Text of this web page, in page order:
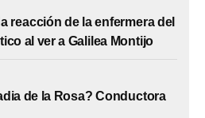
reacción de la enfermera del
al ver a Galilea Montijo
de la Rosa? Conductora